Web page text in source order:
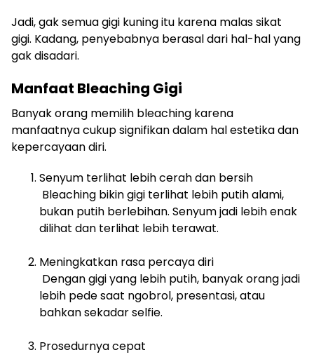
Jadi, gak semua gigi kuning itu karena malas sikat
gigi. Kadang, penyebabnya berasal dari hal-hal yang
gak disadari.
Manfaat Bleaching Gigi
Banyak orang memilih bleaching karena
manfaatnya cukup signifikan dalam hal estetika dan
kepercayaan diri.
Senyum terlihat lebih cerah dan bersih
Bleaching bikin gigi terlihat lebih putih alami,
bukan putih berlebihan. Senyum jadi lebih enak
dilihat dan terlihat lebih terawat.
Meningkatkan rasa percaya diri
Dengan gigi yang lebih putih, banyak orang jadi
lebih pede saat ngobrol, presentasi, atau
bahkan sekadar selfie.
Prosedurnya cepat